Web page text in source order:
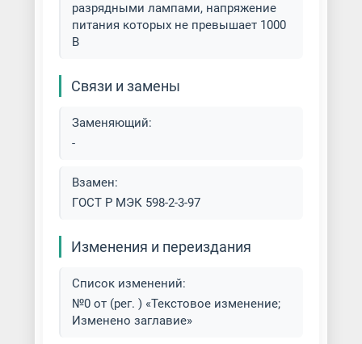
разрядными лампами, напряжение
питания которых не превышает 1000
В
Связи и замены
Заменяющий:
-
Взамен:
ГОСТ Р МЭК 598-2-3-97
Изменения и переиздания
Список изменений:
№0 от (рег. ) «Текстовое изменение;
Изменено заглавие»